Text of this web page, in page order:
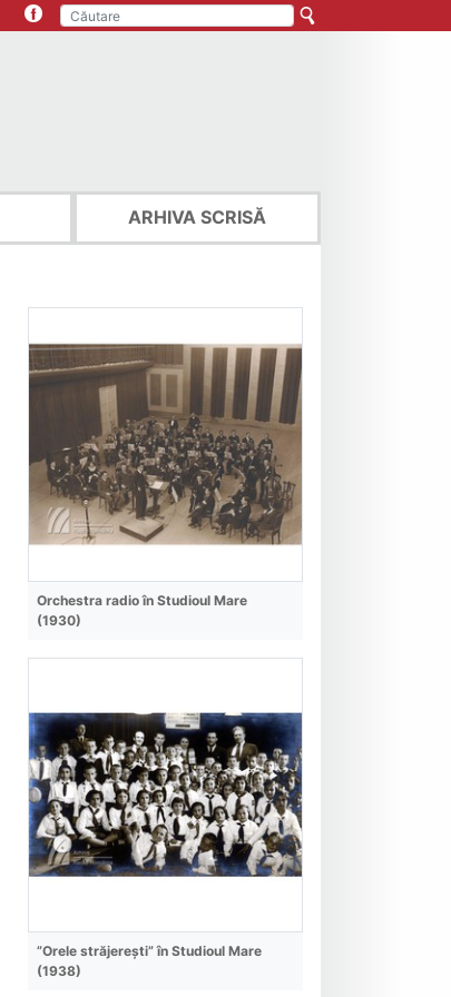
ARHIVA SCRISĂ
Orchestra radio în Studioul Mare
(1930)
”Orele străjerești” în Studioul Mare
(1938)